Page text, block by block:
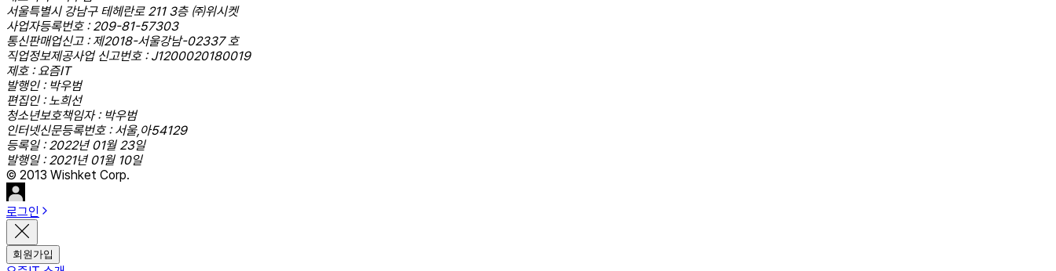
서울특별시 강남구 테헤란로 211 3층 ㈜위시켓
사업자등록번호 : 209-81-57303
통신판매업신고 : 제2018-서울강남-02337 호
직업정보제공사업 신고번호 : J1200020180019
제호 : 요즘IT
발행인 : 박우범
편집인 : 노희선
청소년보호책임자 : 박우범
인터넷신문등록번호 : 서울,아54129
등록일 : 2022년 01월 23일
발행일 : 2021년 01월 10일
© 2013 Wishket Corp.
로그인
회원가입